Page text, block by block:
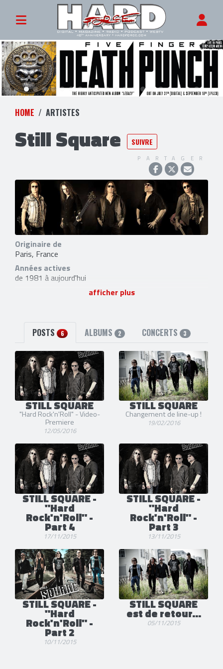
HOME ARTISTES
Still Square SUIVRE
PARTAGER
Originaire de
Paris, France
Années actives
de 1981 à aujourd'hui
Fabrice Trovato (Batterie)
(Guitare) [2016-aujourd'hui]
1 ancien membre
Jean-Pierre Napoletano (Guitare) [1981-2016]
2 liens externes
site officielet facebook
afficher plus
POSTS 6 ALBUMS 2 CONCERTS 3
STILL SQUARE
"Hard Rock'n'Roll" - Video-
Premiere
12/05/2016
STILL SQUARE
Changement de line-up !
19/02/2016
STILL SQUARE -
"Hard
Rock'n'Roll" -
Part 4
17/11/2015
STILL SQUARE -
"Hard
Rock'n'Roll" -
Part 3
13/11/2015
STILL SQUARE -
"Hard
Rock'n'Roll" -
Part 2
10/11/2015
STILL SQUARE
est de retour...
05/11/2015